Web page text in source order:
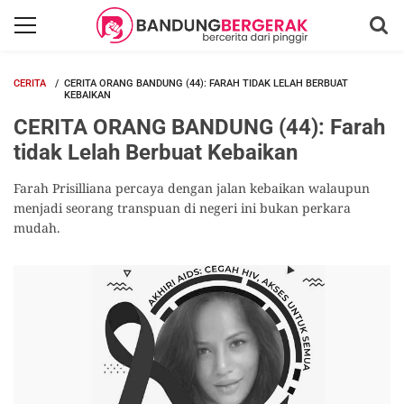
CERITA
CERITA ORANG BANDUNG (44): FARAH TIDAK LELAH BERBUAT
KEBAIKAN
CERITA ORANG BANDUNG (44): Farah
tidak Lelah Berbuat Kebaikan
Farah Prisilliana percaya dengan jalan kebaikan walaupun
menjadi seorang transpuan di negeri ini bukan perkara
mudah.